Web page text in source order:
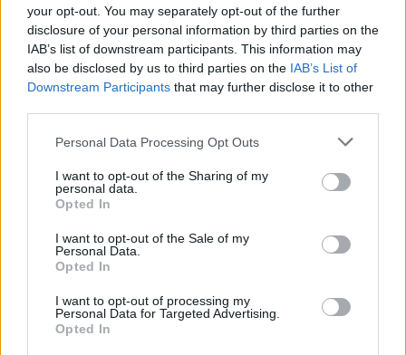
your opt-out. You may separately opt-out of the further
disclosure of your personal information by third parties on the
IAB’s list of downstream participants. This information may
also be disclosed by us to third parties on the IAB’s List of
Downstream Participants that may further disclose it to other
Personal Data Processing Opt Outs
I want to opt-out of the Sharing of my
personal data.
Opted In
I want to opt-out of the Sale of my
Personal Data.
Opted In
I want to opt-out of processing my
Personal Data for Targeted Advertising.
Opted In
Do raju all inclusive Polaków, ale
inaczej. W tej cenie to spełnienie
marzeń
Nie przegap żadnej ważnej wiadomości i
obserwuj nas w Google News!
Turystyka Rosja Unia Europejska